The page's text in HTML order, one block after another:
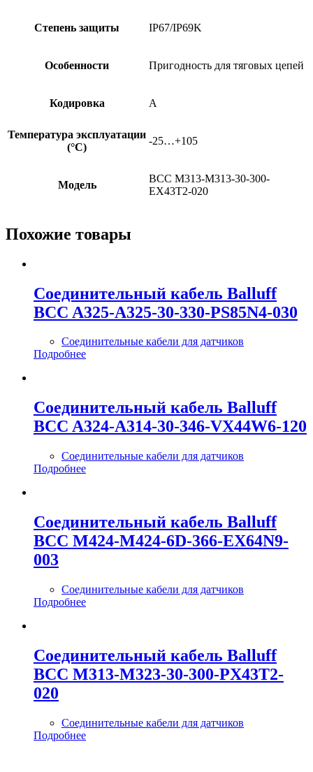
Степень защиты IP67/IP69K
Особенности Пригодность для тяговых цепей
Кодировка A
Температура эксплуатации
(°C)
-25…+105
Модель
BCC M313-M313-30-300-
EX43T2-020
Похожие товары
Соединительный кабель Balluff
BCC A325-A325-30-330-PS85N4-030
Соединительные кабели для датчиков
Подробнее
Соединительный кабель Balluff
BCC A324-A314-30-346-VX44W6-120
Соединительные кабели для датчиков
Подробнее
Соединительный кабель Balluff
BCC M424-M424-6D-366-EX64N9-
003
Соединительные кабели для датчиков
Подробнее
Соединительный кабель Balluff
BCC M313-M323-30-300-PX43T2-
020
Соединительные кабели для датчиков
Подробнее